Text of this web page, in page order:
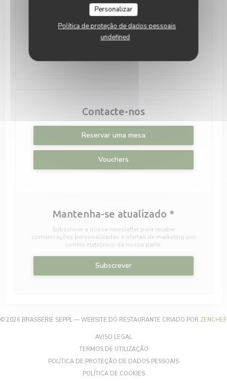
Personalizar
Política de proteção de dados pessoais
undefined
Local
42 Av. de la Faiencerie 1510 Luxembourg
26 20 11 63
Facebook ((abre numa nova janela))
Instagram ((abre numa nova
Contacte-nos
Reservar uma mesa
Vouchers
Mantenha-se atualizado *
Subscrever a nossa newsletter para receber
comunicações personalizadas e ofertas de marketing por
correio eletrónico da nossa parte.
Subscrever
© 2026 BRASSERIE SEPPL — WEBSITE DO RESTAURANTE CRIADO POR ZENCHEF
AVISO LEGAL((ABRE NUMA NOVA JANELA))
TERMOS DE UTILIZAÇÃO((ABRE NUMA NOVA
POLÍTICA DE PROTEÇÃO DE DADOS PESSOAIS((ABRE NUMA
POLÍTICA DE COOKIES((ABRE NUMA NOVA JANELA))